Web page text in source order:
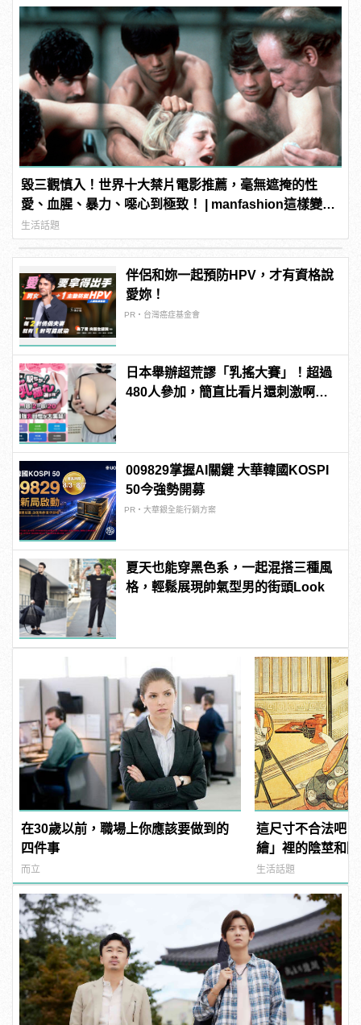
毀三觀慎入！世界十大禁片電影推薦，毫無遮掩的性
愛、血腥、暴力、噁心到極致！ | manfashion這樣變型
男
生活話題
伴侶和妳一起預防HPV，才有資格說
愛妳！
PR・台灣癌症基金會
日本舉辦超荒謬「乳搖大賽」！超過
480人參加，簡直比看片還刺激啊！ |
009829掌握AI關鍵 大華韓國KOSPI
50今強勢開募
PR・大華銀全能行銷方案
夏天也能穿黑色系，一起混搭三種風
格，輕鬆展現帥氣型男的街頭Look
在30歲以前，職場上你應該要做到的
四件事
而立
這尺寸不合法吧
繪」裡的陰莖和
生活話題